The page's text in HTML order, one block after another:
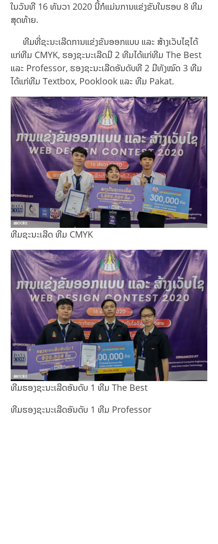
ໃນວັນທີ 16 ທັນວາ 2020 ນີ້ກໍແມ່ນການແຂ່ງຂັນໃນຮອບ 8 ທີມ
ສຸດທ້າຍ.
ທີມທີ່ຊະນະເລີດການແຂ່ງຂັນອອກແບບ ແລະ ສ້າງເວັບໄຊໄດ້
ແກ່ທີມ CMYK, ຮອງຊະນະເລີດມີ 2 ທີມໄດ້ແກ່ທີມ The Best
ແລະ Professor, ຮອງຊະນະເລີດອັນດັບທີ 2 ມີທັງໝົດ 3 ທີມ
ໄດ້ແກ່ທີມ Textbox, Pooklook ແລະ ທີມ Pakat.
ທີມຊະນະເລີດ ທີມ CMYK
ທີມຮອງຊະນະເລີດອັນດັບ 1 ທີມ The Best
ທີມຮອງຊະນະເລີດອັນດັບ 1 ທີມ Professor